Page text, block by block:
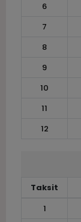
6
7
8
9
10
11
12
Taksit
1